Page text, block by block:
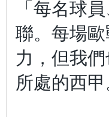
「每名球
聯。每場
力，但我
所處的西甲